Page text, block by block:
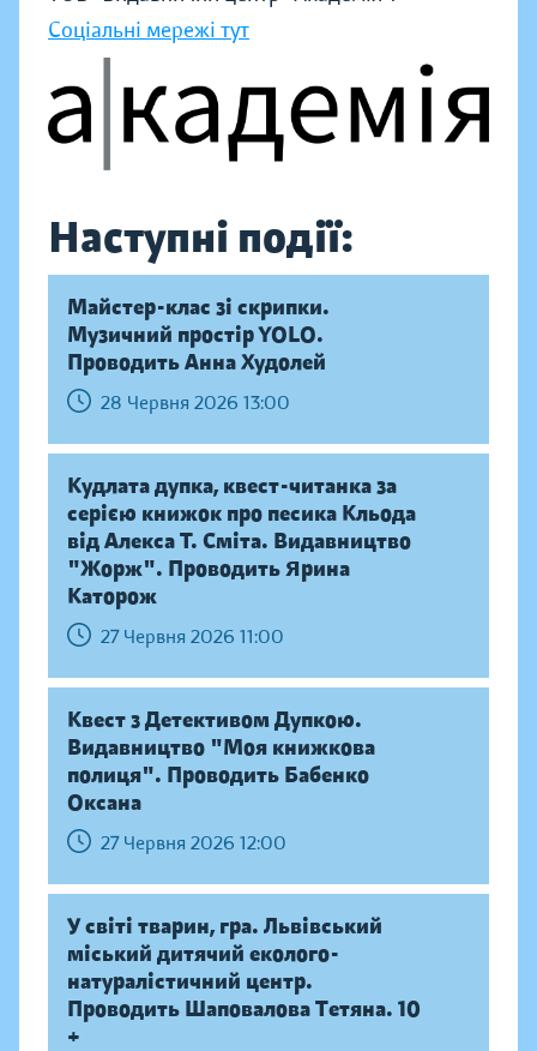
Соціальні мережі тут
Наступні події:
Майстер-клас зі скрипки.
Музичний простір YOLO.
Проводить Анна Худолей
28 Червня 2026 13:00
Кудлата дупка, квест-читанка за
серією книжок про песика Кльода
від Алекса Т. Сміта. Видавництво
"Жорж". Проводить Ярина
Каторож
27 Червня 2026 11:00
Квест з Детективом Дупкою.
Видавництво "Моя книжкова
полиця". Проводить Бабенко
Оксана
27 Червня 2026 12:00
У світі тварин, гра. Львівський
міський дитячий еколого-
натуралістичний центр.
Проводить Шаповалова Тетяна. 10
+